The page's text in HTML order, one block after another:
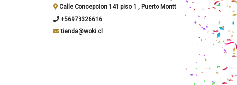
Calle Concepcion 141 piso 1 , Puerto Montt
+56978326616
tienda@woki.cl